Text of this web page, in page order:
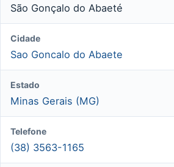
São Gonçalo do Abaeté
Cidade
Sao Goncalo do Abaete
Estado
Minas Gerais (MG)
Telefone
(38) 3563-1165